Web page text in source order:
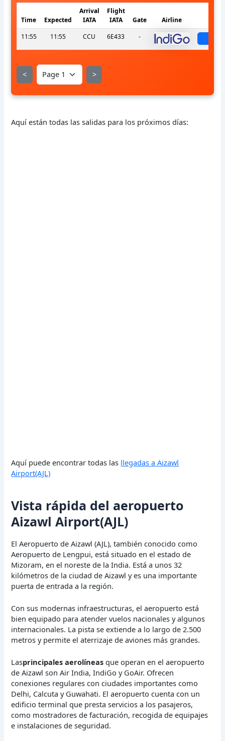
Time Expected
Arrival
IATA
Flight
IATA
Gate Airline
11:55
11:55 CCU 6E433 -
< >
Aquí están todas las salidas para los próximos días:
Aquí puede encontrar todas las llegadas a Aizawl
Airport(AJL)
Vista rápida del aeropuerto
Aizawl Airport(AJL)
El Aeropuerto de Aizawl (AJL), también conocido como
Aeropuerto de Lengpui, está situado en el estado de
Mizoram, en el noreste de la India. Está a unos 32
kilómetros de la ciudad de Aizawl y es una importante
puerta de entrada a la región.
Con sus modernas infraestructuras, el aeropuerto está
bien equipado para atender vuelos nacionales y algunos
internacionales. La pista se extiende a lo largo de 2.500
metros y permite el aterrizaje de aviones más grandes.
Lasprincipales aerolíneas que operan en el aeropuerto
de Aizawl son Air India, IndiGo y GoAir. Ofrecen
conexiones regulares con ciudades importantes como
Delhi, Calcuta y Guwahati. El aeropuerto cuenta con un
edificio terminal que presta servicios a los pasajeros,
como mostradores de facturación, recogida de equipajes
e instalaciones de seguridad.